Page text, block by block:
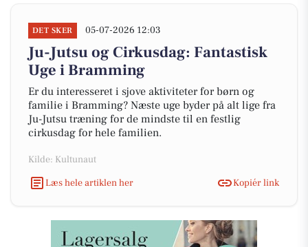
DET SKER 05-07-2026 12:03
Ju-Jutsu og Cirkusdag: Fantastisk
Uge i Bramming
Er du interesseret i sjove aktiviteter for børn og
familie i Bramming? Næste uge byder på alt lige fra
Ju-Jutsu træning for de mindste til en festlig
cirkusdag for hele familien.
Kilde: Kultunaut
Læs hele artiklen her
Kopiér link